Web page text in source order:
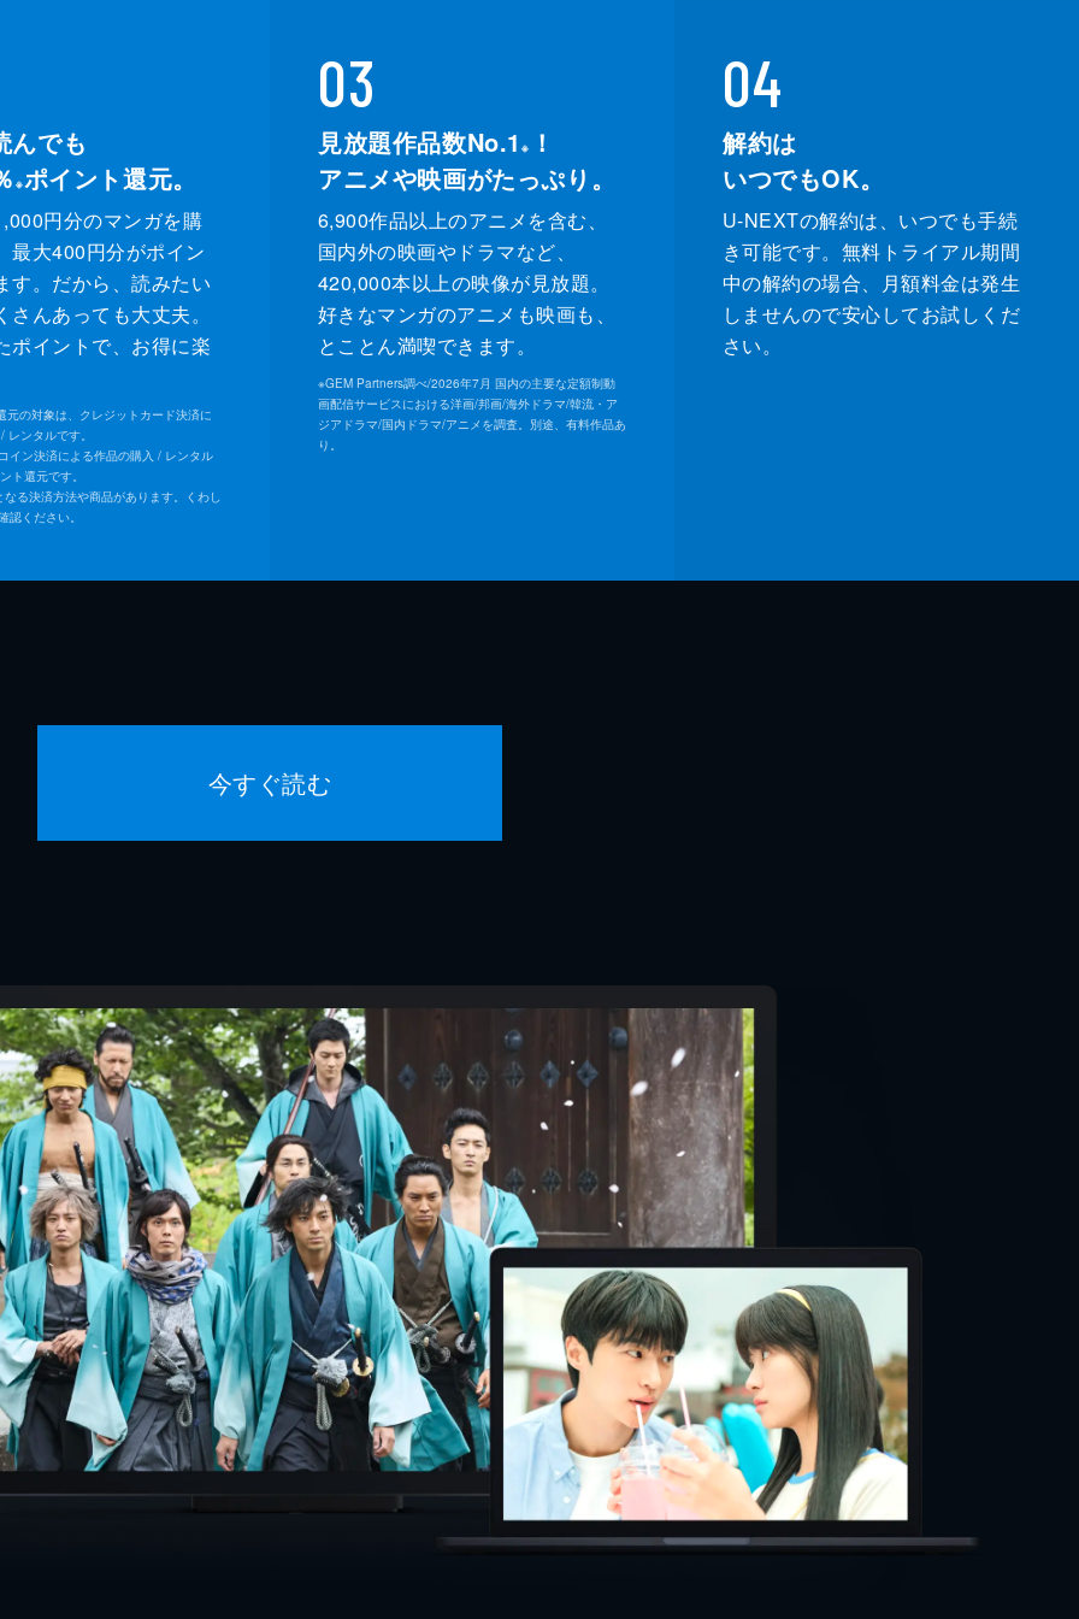
んでも
※ポイント還元。
円分のマンガを購
最大400円分がポイン
す。だから、読みたい
さんあっても大丈夫。
ポイントで、お得に楽
元の対象は、クレジットカード決済に
ンタルです。
イン決済による作品の購入 / レンタル
ト還元です。
なる決済方法や商品があります。くわし
認ください。
03
見放題作品数No.1 ※
！
アニメや映画がたっぷり。
6,900作品以上のアニメを含む、
国内外の映画やドラマなど、
420,000本以上の映像が見放題。
好きなマンガのアニメも映画も、
とことん満喫できます。
※GEM Partners調べ/2026年7⽉ 国内の主要な定額制動
画配信サービスにおける洋画/邦画/海外ドラマ/韓流・ア
ジアドラマ/国内ドラマ/アニメを調査。別途、有料作品あ
り。
04
解約は
いつでもOK。
U-NEXTの解約は、いつでも手続
き可能です。無料トライアル期間
中の解約の場合、月額料金は発生
しませんので安心してお試しくだ
さい。
今すぐ読む